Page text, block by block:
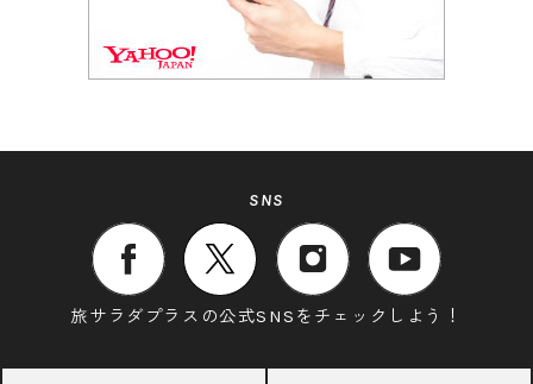
SNS
旅サラダプラスの公式SNSをチェックしよう！